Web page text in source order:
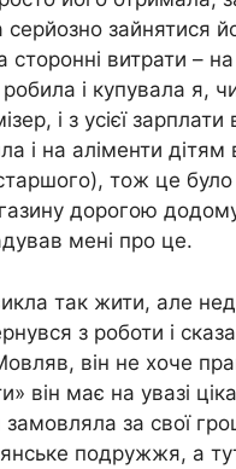
серйозно зайнятися
сторонні витрати –
і купувала я,
і з усієї
і на аліменти
тож це було
дорогою
мені про це.
так жити, але
з роботи і
він не хоче
він має на увазі
за свої
подружжя, а